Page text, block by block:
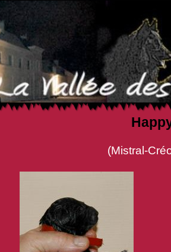
(Mistral-Créole Van